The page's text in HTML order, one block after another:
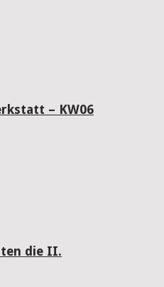
– KW06
die II.